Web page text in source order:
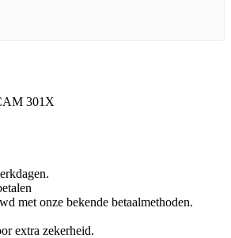
301X
met onze bekende betaalmethoden.
extra zekerheid.